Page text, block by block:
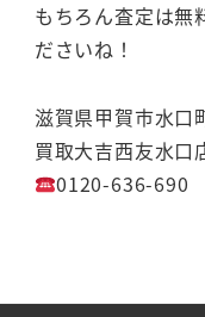
もちろん査定は無
ださいね！
滋賀県甲賀市水
買取大吉西友水口
0120-636-690